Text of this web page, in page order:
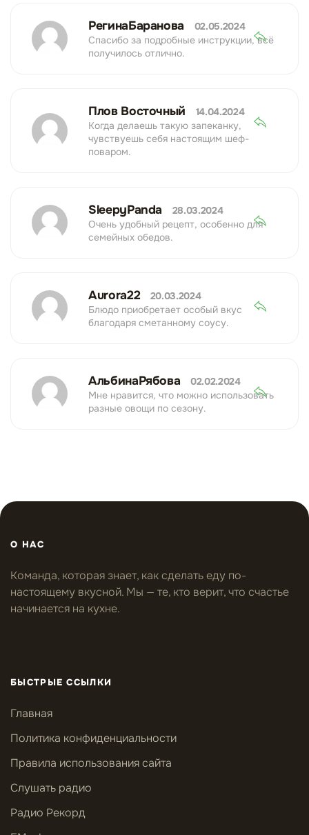
РегинаБаранова
02.05.2024
Спасибо за подробные инструкции, всё
получилось отлично.
Плов Восточный
14.04.2024
Когда делаешь такую запеканку,
чувствуешь себя настоящим шеф-
поваром.
SleepyPanda
28.03.2024
Очень удобный рецепт, особенно для
семейных обедов.
Aurora22
20.03.2024
Блюдо приобретает особый вкус
благодаря сметанному соусу.
АльбинаРябова
02.02.2024
Мне нравится, что можно использовать
разные овощи по сезону.
О НАС
Команда, которая знает, как сделать еду по-
настоящему вкусной. Мы — те, кто верит, что счастье
начинается на кухне.
БЫСТРЫЕ ССЫЛКИ
Главная
Политика конфиденциальности
Правила использования сайта
Слушать радио
Радио Рекорд